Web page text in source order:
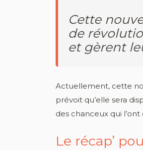
Cette
de
et gèrent
Actuellement, cette
prévoit qu’elle sera
des chanceux qui l’ont
Le récap’